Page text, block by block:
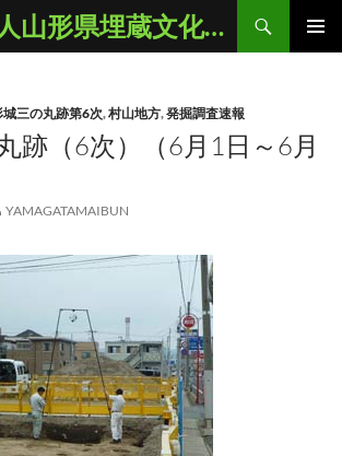
公益財団法人山形県埋蔵文化財センター
城三の丸跡第6次,村山地方,発掘調査速報
跡（6次）（6月1日～6月
YAMAGATAMAIBUN